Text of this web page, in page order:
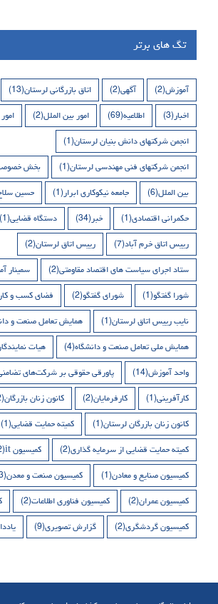
تگ های برتر
آموزش(2) آگهی(2) اتاق بازرگانی لرستان(13)
اخبار(3) اطلاعیه(69) امور بین الملل(2)
انجمن شرکتهای دانش بنیان لرستان(1)
انجمن شرکتهای فنی مهندسی لرستان(1) بخش
بین الملل(6) جامعه نیکوکاری ابرار(1) حسین
حکمرانی اقتصادی(1) خبر(34) دستگاه قضایی(1)
رییس اتاق خرم آباد(7) رییس اتاق لرستان(2)
ستاد اجرای سیاست های اقتصاد مقاومتی(2) سمینار
شورا گفتگو(1) شورای گفتگو(2) فضای کسب و
نایب رییس اتاق لرستان(1) همایش تعامل صنعت و
همایش ملی تعامل صنعت و دانشگاه(4) هیات
واحد آموزش(14) پاورقی حقوقی بر شرکت‌های
کارآفرینی(1) کارفرمایان(2) کانون زنان بازرگان(2)
کانون زنان بازرگان لرستان(1) کمیته حمایت قضایی(1)
کمیته حمایت قضایی از سرمایه گذاری(2) کمیسیون it (2)
کمیسیون صنایع و معادن(1) کمیسیون صنعت و معدن(3)
کمیسیون عمران(2) کمیسیون فناوری اطلاعات(2)
کمیسیون گردشگری(2) گزارش تصویری(9)